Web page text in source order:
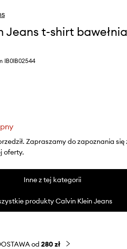
Jeans t-shirt
IB0IB02544
Zapraszamy do zapoznania się
oferty.
Inne z tej kategorii
produkty Calvin Klein Jeans
od 280 zł